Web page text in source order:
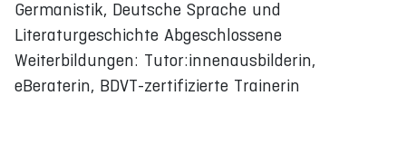
Germanistik, Deutsche Sprache und
Literaturgeschichte Abgeschlossene
Weiterbildungen: Tutor:innenausbilderin,
eBeraterin, BDVT-zertifizierte Trainerin